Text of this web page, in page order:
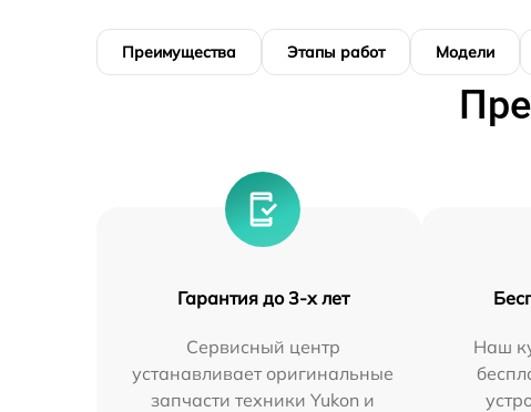
Преимущества Этапы работ Модели
Гарантия до 3-х лет
Сервисный центр
устанавливает оригинальные
запчасти техники Yukon и
Наш